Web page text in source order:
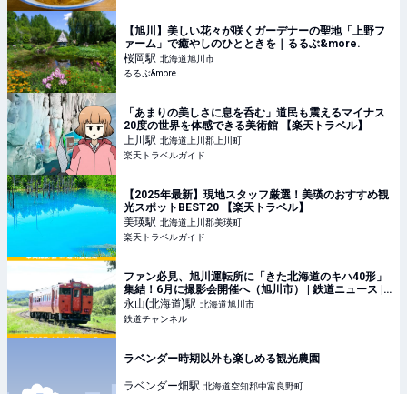
【旭川】美しい花々が咲くガーデナーの聖地「上野フ
ァーム」で癒やしのひとときを｜るるぶ&more.
桜岡駅 北海道旭川市
るるぶ&more.
「あまりの美しさに息を呑む」道民も震えるマイナス
20度の世界を体感できる美術館 【楽天トラベル】
上川駅 北海道上川郡上川町
楽天トラベルガイド
【2025年最新】現地スタッフ厳選！美瑛のおすすめ観
光スポットBEST20 【楽天トラベル】
美瑛駅 北海道上川郡美瑛町
楽天トラベルガイド
ファン必見、旭川運転所に「きた北海道のキハ40形」
集結！6月に撮影会開催へ（旭川市） | 鉄道ニュース |
鉄道チャンネル
永山(北海道)駅 北海道旭川市
鉄道チャンネル
ラベンダー時期以外も楽しめる観光農園
ラベンダー畑駅 北海道空知郡中富良野町